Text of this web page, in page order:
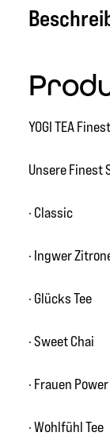
YOGI TEA
Unsere Finest
· Classic
· Ingwer
· Glücks Tee
· Sweet Chai
· Frauen Power
· Wohlfühl Tee